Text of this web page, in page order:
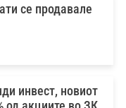
се продавале
инвест, новиот